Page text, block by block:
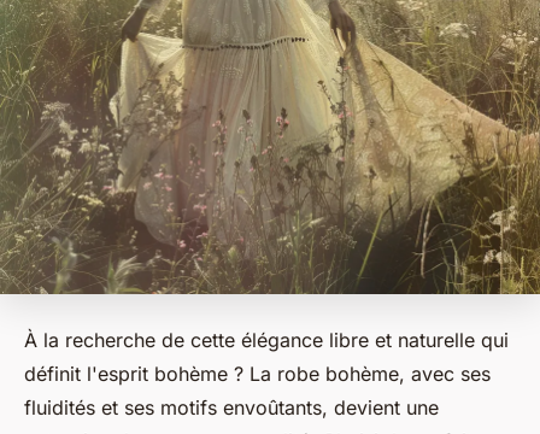
À la recherche de cette élégance libre et naturelle qui
définit l'esprit bohème ? La robe bohème, avec ses
fluidités et ses motifs envoûtants, devient une